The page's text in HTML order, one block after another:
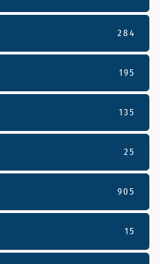
284
195
135
25
905
15